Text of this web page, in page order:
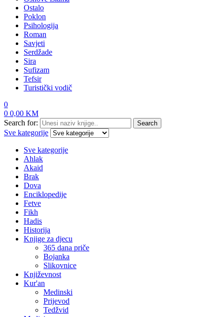
Ostalo
Poklon
Psihologija
Roman
Savjeti
Serdžade
Sira
Sufizam
Tefsir
Turistički vodič
0
0 0,00 KM
Search for:
Search
Sve kategorije
Sve kategorije
Ahlak
Akaid
Brak
Dova
Enciklopedije
Fetve
Fikh
Hadis
Historija
Knjige za djecu
365 dana priče
Bojanka
Slikovnice
Književnost
Kur'an
Medinski
Prijevod
Tedžvid